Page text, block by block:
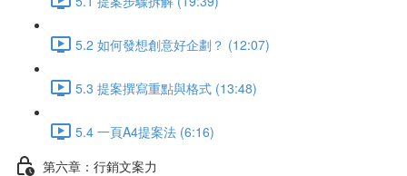
5.2 如何發想創意好企劃？ (12:07)
5.3 提案撰寫重點與格式 (13:48)
5.4 一頁A4提案法 (6:16)
第六章：行銷文案力